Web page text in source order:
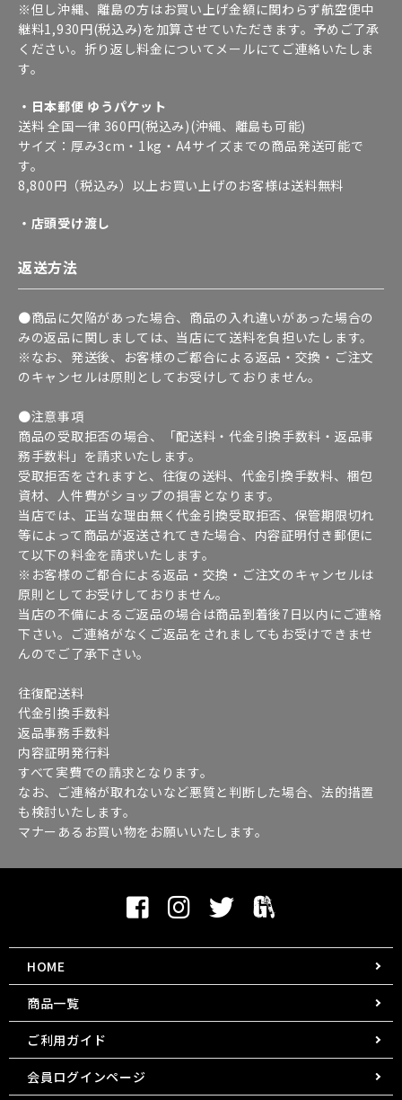
※但し沖縄、離島の方はお買い上げ金額に関わらず航空便中
継料1,930円(税込み)を加算させていただきます。予めご了承
ください。折り返し料金についてメールにてご連絡いたしま
す。
・日本郵便 ゆうパケット
送料 全国一律 360円(税込み)(沖縄、離島も可能)
サイズ：厚み3cm・1kg・A4サイズまでの商品発送可能で
す。
8,800円（税込み）以上お買い上げのお客様は送料無料
・店頭受け渡し
返送方法
●商品に欠陥があった場合、商品の入れ違いがあった場合の
みの返品に関しましては、当店にて送料を負担いたします。
※なお、発送後、お客様のご都合による返品・交換・ご注文
のキャンセルは原則としてお受けしておりません。
●注意事項
商品の受取拒否の場合、「配送料・代金引換手数料・返品事
務手数料」を請求いたします。
受取拒否をされますと、往復の送料、代金引換手数料、梱包
資材、人件費がショップの損害となります。
当店では、正当な理由無く代金引換受取拒否、保管期限切れ
等によって商品が返送されてきた場合、内容証明付き郵便に
て以下の料金を請求いたします。
※お客様のご都合による返品・交換・ご注文のキャンセルは
原則としてお受けしておりません。
当店の不備によるご返品の場合は商品到着後7日以内にご連絡
下さい。ご連絡がなくご返品をされましてもお受けできませ
んのでご了承下さい。
往復配送料
代金引換手数料
返品事務手数料
内容証明発行料
すべて実費での請求となります。
なお、ご連絡が取れないなど悪質と判断した場合、法的措置
も検討いたします。
マナーあるお買い物をお願いいたします。
HOME
商品一覧
ご利用ガイド
会員ログインページ